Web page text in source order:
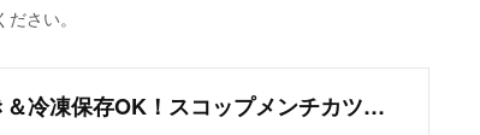
さい。
月額限定♡作り置き＆冷凍保存OK！スコップメンチカツ（手作り犬ごはんレシピ） | 犬ごはん先生 いちかわあやこ | note